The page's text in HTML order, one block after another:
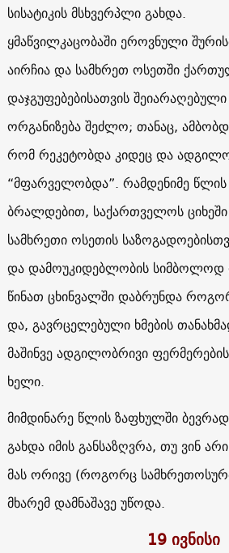
სისატიკის მსხვერპლი გახდა.
ყმაწვილკაცობაში ეროვნული
აირჩია და სამხრეთ ოსეთში
დაჯგუფებებისათვის
ორგანიზება შეძლო; თანაც,
რომ რეკეტობდა კიდეც და
“მფარველობდა”. რამდენიმე წლის
ბრალდებით, საქართველოს
სამხრეთი ოსეთის
და დამოუკიდებლობის სიმბოლოდ
წინათ ცხინვალში დაბრუნდა
და, გავრცელებული ხმების
მაშინვე ადგილობრივი
ხელი.
მიმდინარე წლის ზაფხულში
გახდა იმის განსაზღვრა, თუ ვინ
მას ორივე (როგორც
მხარემ დამნაშავე უწოდა.
19 ივნისი